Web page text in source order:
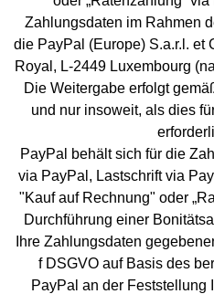
Zahlungsdaten im Rahmen
die PayPal (Europe) S.a.r.l. et
Royal, L-2449 Luxembourg
Die Weitergabe erfolgt
und nur insoweit, als dies
PayPal behält sich für die
via PayPal, Lastschrift via
"Kauf auf Rechnung" oder
Durchführung einer
Ihre Zahlungsdaten
f DSGVO auf Basis des
PayPal an der Feststellung